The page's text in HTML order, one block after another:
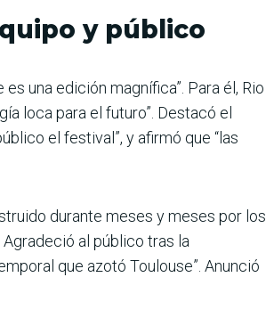
y público
una edición magnífica”. Para él, Rio
loca para el futuro”. Destacó el
el festival”, y afirmó que “las
durante meses y meses por los
al público tras la
que azotó Toulouse”. Anunció